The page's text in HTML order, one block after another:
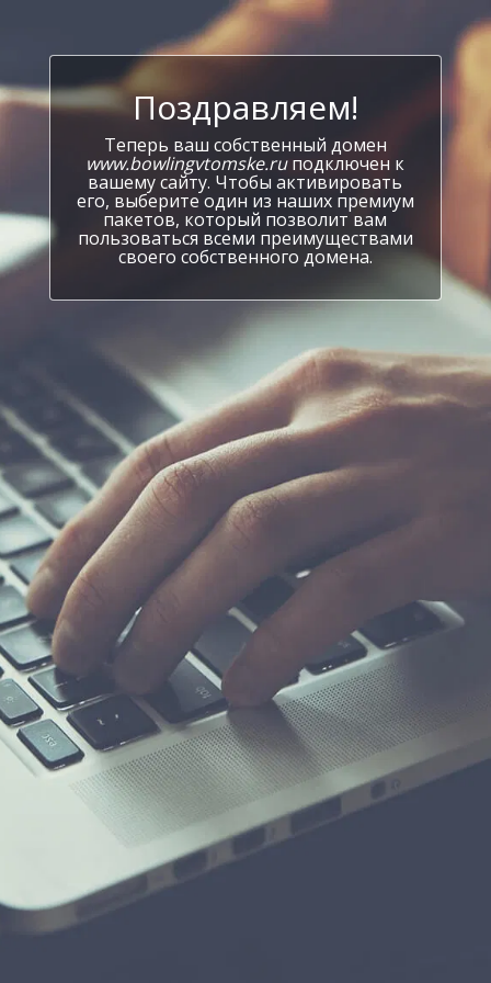
Поздравляем!
Теперь ваш собственный домен
www.bowlingvtomske.ruподключен к
вашему сайту. Чтобы активировать
его, выберите один из наших премиум
пакетов, который позволит вам
пользоваться всеми преимуществами
своего собственного домена.